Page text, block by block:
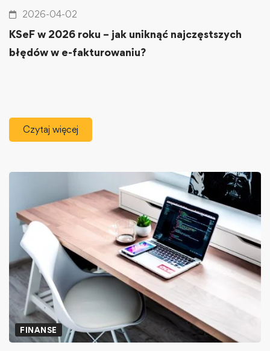
2026-04-02
KSeF w 2026 roku – jak uniknąć najczęstszych
błędów w e-fakturowaniu?
Czytaj więcej
FINANSE